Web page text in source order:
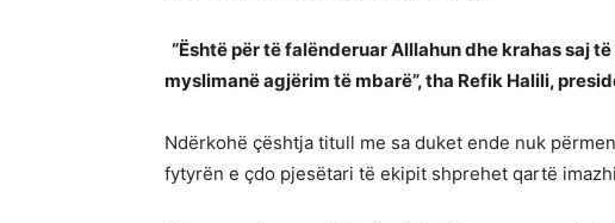
“Është për të falënderuar Alllahun dhe krahas saj
myslimanë agjërim të mbarë”, tha Refik Halili,
Ndërkohë çështja titull me sa duket ende nuk
fytyrën e çdo pjesëtari të ekipit shprehet qartë